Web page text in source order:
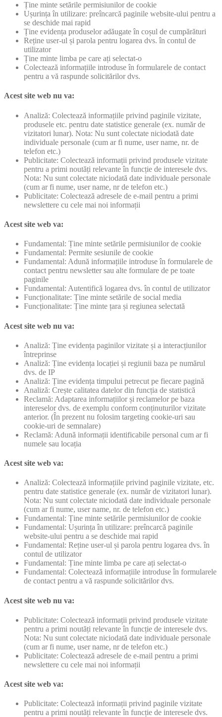
Ține minte setările permisiunilor de cookie
Ușurința în utilizare: preîncarcă paginile website-ului pentru a
se deschide mai rapid
Ține evidența produselor adăugate în coșul de cumpărături
Reține user-ul și parola pentru logarea dvs. în contul de
utilizator
Ține minte limba pe care ați selectat-o
Colectează informațiile introduse în formularele de contact
pentru a vă raspunde solicitărilor dvs.
Acest site web nu va:
Analiză: Colectează informațiile privind paginile vizitate,
produsele etc. pentru date statistice generale (ex. număr de
vizitatori lunar). Nota: Nu sunt colectate niciodată date
individuale personale (cum ar fi nume, user name, nr. de
telefon etc.)
Publicitate: Colectează informații privind produsele vizitate
pentru a primi noutăți relevante în funcție de interesele dvs.
Nota: Nu sunt colectate niciodată date individuale personale
(cum ar fi nume, user name, nr de telefon etc.)
Publicitate: Colectează adresele de e-mail pentru a primi
newslettere cu cele mai noi informații
Acest site web va:
Fundamental: Ține minte setările permisiunilor de cookie
Fundamental: Permite sesiunile de cookie
Fundamental: Adună informațiile introduse în formularele de
contact pentru newsletter sau alte formulare de pe toate
paginile
Fundamental: Autentifică logarea dvs. în contul de utilizator
Funcționalitate: Ține minte setările de social media
Funcționalitate: Ține minte țara și regiunea selectată
Acest site web nu va:
Analiză: Ține evidența paginilor vizitate și a interacțiunilor
întreprinse
Analiză: Ține evidența locației și regiunii baza pe numărul
dvs. de IP
Analiză: Ține evidența timpului petrecut pe fiecare pagină
Analiză: Crește calitatea datelor din funcția de statistică
Reclamă: Adaptarea informațiilor și reclamelor pe baza
intereselor dvs. de exemplu conform conținuturilor vizitate
anterior. (În prezent nu folosim targeting cookie-uri sau
cookie-uri de semnalare)
Reclamă: Adună informații identificabile personal cum ar fi
numele sau locația
Acest site web va:
Analiză: Colectează informațiile privind paginile vizitate, etc.
pentru date statistice generale (ex. număr de vizitatori lunar).
Nota: Nu sunt colectate niciodată date individuale personale
(cum ar fi nume, user name, nr. de telefon etc.)
Fundamental: Ține minte setările permisiunilor de cookie
Fundamental: Ușurința în utilizare: preîncarcă paginile
website-ului pentru a se deschide mai rapid
Fundamental: Reține user-ul și parola pentru logarea dvs. în
contul de utilizator
Fundamental: Ține minte limba pe care ați selectat-o
Fundamental: Colectează informațiile introduse în formularele
de contact pentru a vă raspunde solicitărilor dvs.
Acest site web nu va:
Publicitate: Colectează informații privind produsele vizitate
pentru a primi noutăți relevante în funcție de interesele dvs.
Nota: Nu sunt colectate niciodată date individuale personale
(cum ar fi nume, user name, nr de telefon etc.)
Publicitate: Colectează adresele de e-mail pentru a primi
newslettere cu cele mai noi informații
Acest site web va:
Publicitate: Colectează informații privind paginile vizitate
pentru a primi noutăți relevante în funcție de interesele dvs.